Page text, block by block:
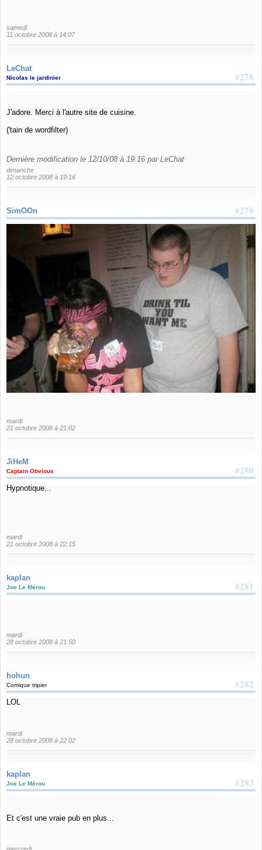
samedi
11 octobre 2008 à 14:07
LeChat
#278
Nicolas le jardinier
J'adore. Merci à l'autre site de cuisine.
('tain de wordfilter)
Dernière modification le 12/10/08 à 19:16 par LeChat
dimanche
12 octobre 2008 à 19:16
#279
SimOOn
mardi
21 octobre 2008 à 21:02
JiHeM
#280
Captain Obvious
Hypnotique...
mardi
21 octobre 2008 à 22:15
kaplan
#281
Joe Le Mérou
mardi
28 octobre 2008 à 21:50
hohun
#282
Comique tripier
LOL
mardi
28 octobre 2008 à 22:02
kaplan
#283
Joe Le Mérou
Et c'est une vraie pub en plus...